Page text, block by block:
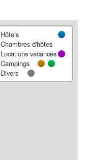
Hôtels
Chambres d'hôtes
Locations vacances
Campings
Divers